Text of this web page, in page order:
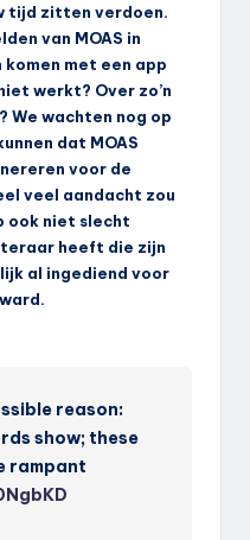
tijd zitten verdoen.
van MOAS in
met een app
werkt? Over zo’n
We wachten nog op
dat MOAS
voor de
veel aandacht zou
ook niet slecht
heeft die zijn
al ingediend voor
reason:
show; these
rampant